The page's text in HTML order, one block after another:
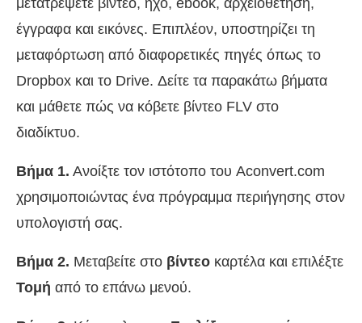
έγγραφα και εικόνες. Επιπλέον, υποστηρίζει τη
μεταφόρτωση από διαφορετικές πηγές όπως το
Dropbox και το Drive. Δείτε τα παρακάτω βήματα
και μάθετε πώς να κόβετε βίντεο FLV στο
διαδίκτυο.
Βήμα 1. Ανοίξτε τον ιστότοπο του Aconvert.com
χρησιμοποιώντας ένα πρόγραμμα περιήγησης στον
υπολογιστή σας.
Βήμα 2. Μεταβείτε στο βίντεο καρτέλα και επιλέξτε
Τομή από το επάνω μενού.